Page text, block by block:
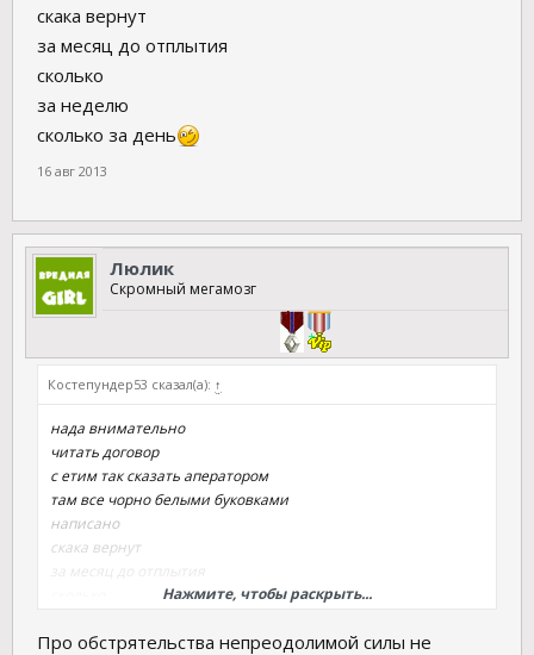
скака вернут
за месяц до отплытия
сколько
за неделю
сколько за день
16 авг 2013
Люлик
Скромный мегамозг
Костепундер53 сказал(а): ↑
нада внимательно
читать договор
с етим так сказать аператором
там все чорно белыми буковками
написано
скака вернут
за месяц до отплытия
сколько за день
Нажмите, чтобы раскрыть...
Про обстрятельства непреодолимой силы не